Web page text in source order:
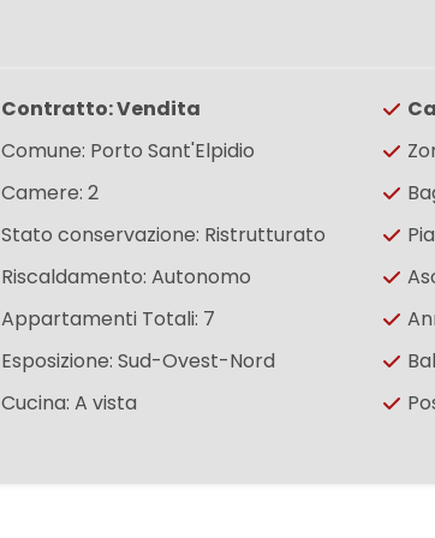
Contratto: Vendita
Comune: Porto Sant'Elpidio
Camere: 2
Stato conservazione: Ristrutturato
Riscaldamento: Autonomo
Appartamenti Totali: 7
Esposizione: Sud-Ovest-Nord
Cucina: A vista